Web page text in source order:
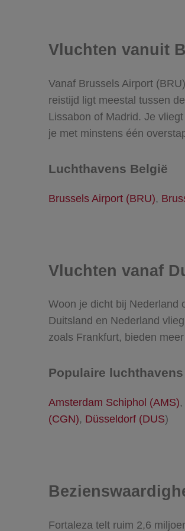
Vluchten vanuit
Vanaf Brussels Airport
reistijd ligt meestal tussen
Lissabon of Madrid. Je
je met minstens één
Luchthavens België
Brussels Airport (BRU),
Vluchten vanaf
Woon je dicht bij Nederland
Duitsland en Nederland
zoals Frankfurt, bieden
Populaire
Amsterdam Schiphol (AMS),
(CGN), Düsseldorf (DUS)
Fortaleza telt ruim 2,6